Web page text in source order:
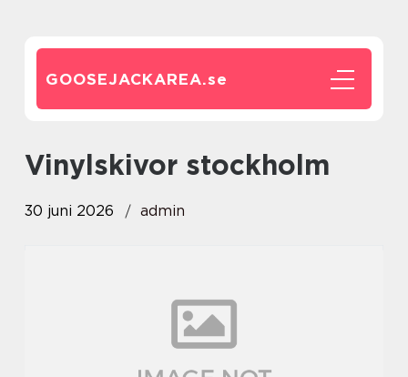
GOOSEJACKAREA.se
vinylskivor stockholm
30 juni 2026 admin